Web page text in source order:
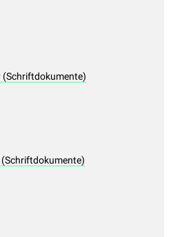
(Schriftdokumente)